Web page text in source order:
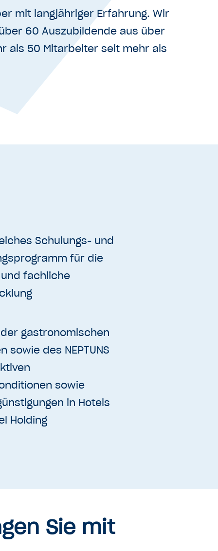
mit langjähriger Erfahrung. Wir
60 Auszubildende aus über
als 50 Mitarbeiter seit mehr als
Sie mit
Schulungs- und
für die
fachliche
gastronomischen
sowie des NEPTUNS
sowie
in Hotels
Holding